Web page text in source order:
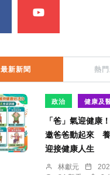
最新新聞 熱
政治 健康及
「爸」氣迎健康
邀爸爸動起來
迎接健康人生
林獻元